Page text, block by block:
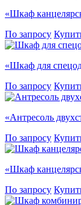
«Шкаф
По запросу
«Шкаф для
По запросу
«Антресоль
По запросу
«Шкаф
По запросу